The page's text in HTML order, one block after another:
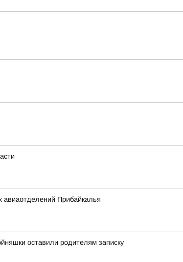
авиаотделений Прибайкалья
оставили родителям записку